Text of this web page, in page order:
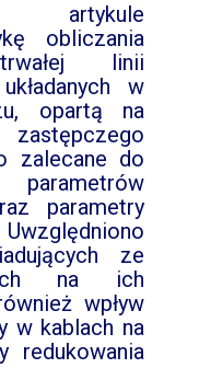
obliczania
linii
w
opartą na
zalecane do
parametry
ze
na ich
wpływ
w kablach na
redukowania